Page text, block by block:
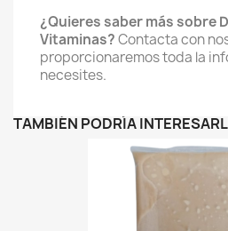
¿Quieres saber más sobre
Vitaminas?Contacta con
proporcionaremos toda la
necesites.
TAMBIÉN PODRÍA